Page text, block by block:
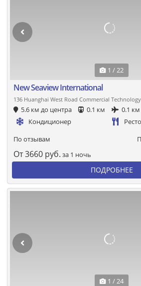
1 / 22
New Seaview International
136 Huanghai West Road Commercial
5.6 км до центра 0.1 км
0.1 км
Кондиционер
По отзывам
От3660 руб. за 1 ночь
ПОДРОБНЕЕ
1 / 24